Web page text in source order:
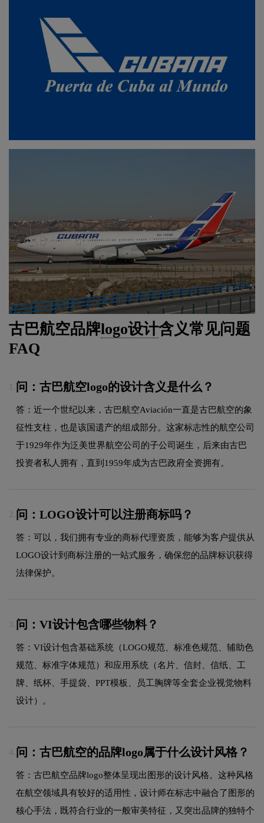
古巴航空品牌logo设计含义常见问题
FAQ
问：古巴航空logo的设计含义是什么？
答：近一个世纪以来，古巴航空Aviación一直是古巴航空的象
征性支柱，也是该国遗产的组成部分。这家标志性的航空公司
于1929年作为泛美世界航空公司的子公司诞生，后来由古巴
投资者私人拥有，直到1959年成为古巴政府全资拥有。
2. 问：LOGO设计可以注册商标吗？
答：可以，我们拥有专业的商标代理资质，能够为客户提供从
LOGO设计到商标注册的一站式服务，确保您的品牌标识获得
法律保护。
3. 问：VI设计包含哪些物料？
答：VI设计包含基础系统（LOGO规范、标准色规范、辅助色
规范、标准字体规范）和应用系统（名片、信封、信纸、工
牌、纸杯、手提袋、PPT模板、员工胸牌等全套企业视觉物料
设计）。
4. 问：古巴航空的品牌logo属于什么设计风格？
答：古巴航空品牌logo整体呈现出图形的设计风格。这种风格
在航空领域具有较好的适用性，设计师在标志中融合了图形的
核心手法，既符合行业的一般审美特征，又突出品牌的独特个